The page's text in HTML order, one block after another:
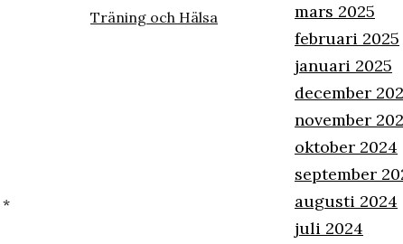
Kategoriserat
Träning och Hälsa
*
mars 2025
februari 2025
januari 2025
december
november
oktober 2024
september
augusti 2024
juli 2024